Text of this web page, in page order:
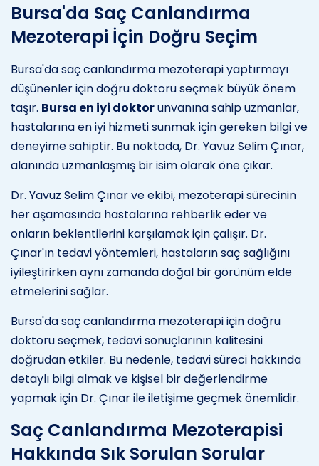
Bursa'da Saç Canlandırma
Mezoterapi İçin Doğru Seçim
Bursa'da saç canlandırma mezoterapi yaptırmayı
düşünenler için doğru doktoru seçmek büyük önem
taşır. Bursa en iyi doktorunvanına sahip uzmanlar,
hastalarına en iyi hizmeti sunmak için gereken bilgi ve
deneyime sahiptir. Bu noktada, Dr. Yavuz Selim Çınar,
alanında uzmanlaşmış bir isim olarak öne çıkar.
Dr. Yavuz Selim Çınar ve ekibi, mezoterapi sürecinin
her aşamasında hastalarına rehberlik eder ve
onların beklentilerini karşılamak için çalışır. Dr.
Çınar'ın tedavi yöntemleri, hastaların saç sağlığını
iyileştirirken aynı zamanda doğal bir görünüm elde
etmelerini sağlar.
Bursa'da saç canlandırma mezoterapi için doğru
doktoru seçmek, tedavi sonuçlarının kalitesini
doğrudan etkiler. Bu nedenle, tedavi süreci hakkında
detaylı bilgi almak ve kişisel bir değerlendirme
yapmak için Dr. Çınar ile iletişime geçmek önemlidir.
Saç Canlandırma Mezoterapisi
Hakkında Sık Sorulan Sorular